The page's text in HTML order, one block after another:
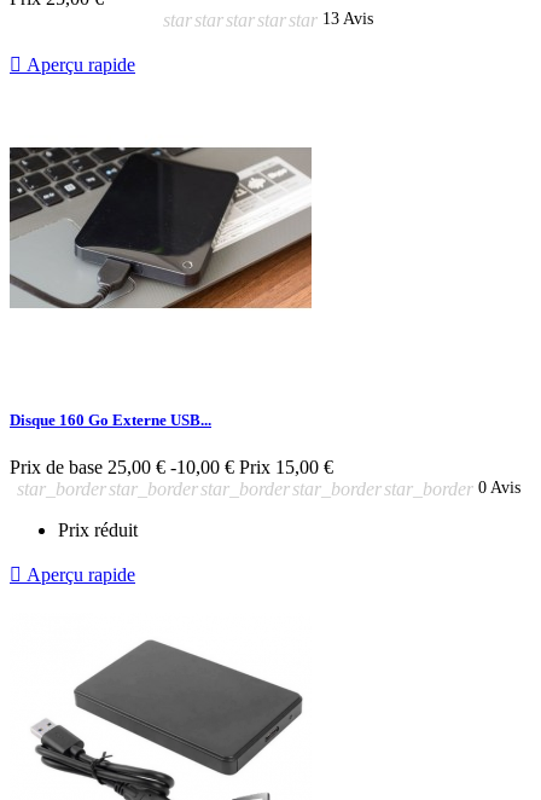
starstarstarstarstar 13 Avis
 Aperçu rapide
Disque 160 Go Externe USB...
Prix de base 25,00 € -10,00 € Prix 15,00 €
star_borderstar_borderstar_borderstar_borderstar_border 0 Avis
Prix réduit
 Aperçu rapide